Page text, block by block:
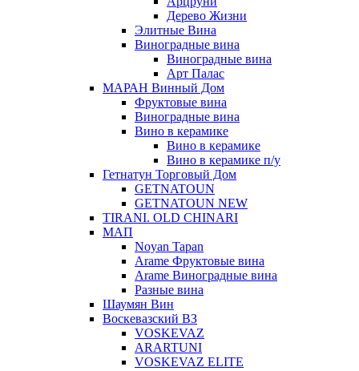
Дерево Жизни
Элитные Вина
Виноградные вина
Виноградные вина
Арт Палас
МАРАН Винный Дом
Фруктовые вина
Виноградные вина
Вино в керамике
Вино в керамике
Вино в керамике п/у
Гетнатун Торговый Дом
GETNATOUN
GETNATOUN NEW
TIRANI. OLD CHINARI
МАП
Noyan Tapan
Arame Фруктовые вина
Arame Виноградные вина
Разные вина
Шаумян Вин
Воскевазский ВЗ
VOSKEVAZ
ARARTUNI
VOSKEVAZ ELITE